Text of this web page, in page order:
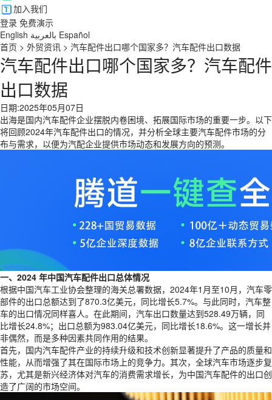
加入我们
登录 免费演示
English بالعربية Español
首页 > 外贸资讯 > 汽车配件出口哪个国家多？汽车配件出口数据
汽车配件出口哪个国家多？汽车配件
出口数据
日期:2025年05月07日
出海是国内汽车配件企业摆脱内卷困境、拓展国际市场的重要一步。以下
将回顾2024年汽车配件出口的情况，并分析全球主要汽车配件市场的分
布与需求，以便为汽配企业提供市场动态和发展方向的预测。
一、2024 年中国汽车配件出口总体情况
根据中国汽车工业协会整理的海关总署数据，2024年1月至10月，汽车零
部件的出口总额达到了870.3亿美元，同比增长5.7%。与此同时，汽车整
车的出口情况同样喜人。在此期间，汽车出口数量达到528.49万辆，同
比增长24.8%；出口总额为983.04亿美元，同比增长18.6%。这一增长并
非偶然，而是多种因素共同作用的结果。
首先，国内汽车配件产业的持续升级和技术创新显著提升了产品的质量和
性能，从而增强了其在国际市场上的竞争力。其次，全球汽车市场逐步复
苏，尤其是新兴经济体对汽车的消费需求增长，为中国汽车配件的出口创
造了广阔的市场空间。